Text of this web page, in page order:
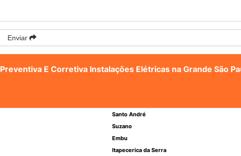
Enviar
E Corretiva Instalações Elétricas na Grande São
Santo André
Suzano
Embu
Itapecerica da Serra